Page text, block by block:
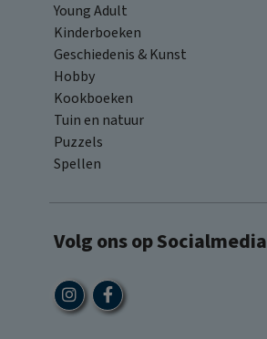
Young Adult
Kinderboeken
Geschiedenis & Kunst
Hobby
Kookboeken
Tuin en natuur
Puzzels
Spellen
Volg ons op Socialmedia